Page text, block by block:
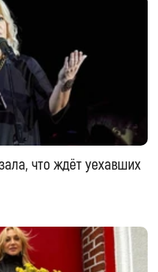
что ждёт уехавших